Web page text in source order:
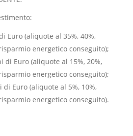
Euro (aliquote al 35%, 40%,
energetico conseguito);
di Euro (aliquote al 15%, 20%,
energetico conseguito);
di Euro (aliquote al 5%, 10%,
energetico conseguito).